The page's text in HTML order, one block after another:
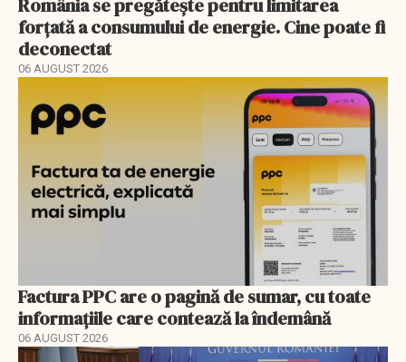
România se pregătește pentru limitarea
forțată a consumului de energie. Cine poate fi
deconectat
06 AUGUST 2026
Factura PPC are o pagină de sumar, cu toate
informațiile care contează la îndemână
06 AUGUST 2026